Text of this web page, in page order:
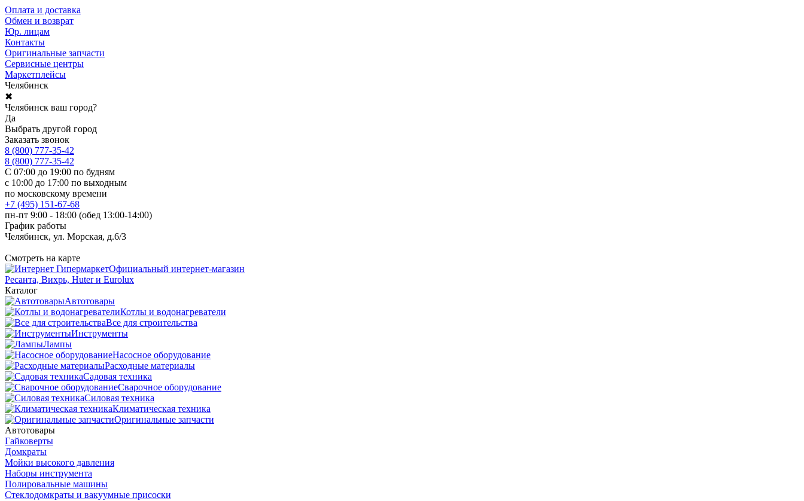
Оплата и доставка
Обмен и возврат
Юр. лицам
Контакты
Оригинальные запчасти
Сервисные центры
Маркетплейсы
Челябинск
✖
Челябинск ваш город?
Да
Выбрать другой город
Заказать звонок
8 (800) 777-35-42
8 (800) 777-35-42
С 07:00 до 19:00 по будням
с 10:00 до 17:00 по выходным
по московскому времени
+7 (495) 151-67-68
пн-пт 9:00 - 18:00 (обед 13:00-14:00)
График работы
Челябинск, ул. Морская, д.6/3
Смотреть на карте
Официальный интернет-магазин
Ресанта, Вихрь, Huter и Eurolux
Каталог
Автотовары
Котлы и водонагреватели
Все для строительства
Инструменты
Лампы
Насосное оборудование
Расходные материалы
Садовая техника
Сварочное оборудование
Силовая техника
Климатическая техника
Оригинальные запчасти
Автотовары
Гайковерты
Домкраты
Мойки высокого давления
Наборы инструмента
Полировальные машины
Стеклодомкраты и вакуумные присоски